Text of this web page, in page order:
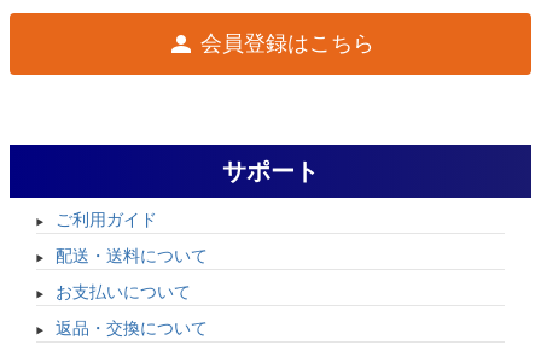
会員登録はこちら
サポート
ご利用ガイド
配送・送料について
お支払いについて
返品・交換について